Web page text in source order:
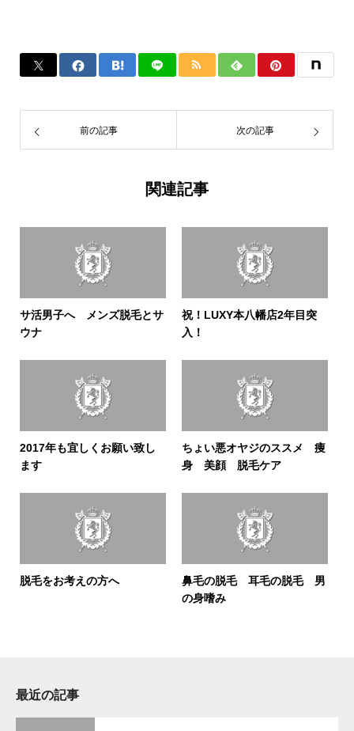
前の記事 次の記事
関連記事
サ活男子へ メンズ脱毛とサ
ウナ
祝！LUXY本八幡店2年目突
入！
2017年も宜しくお願い致し
ます
ちょい悪オヤジのススメ 痩
身 美顔 脱毛ケア
脱毛をお考えの方へ
鼻毛の脱毛 耳毛の脱毛 男
の身嗜み
最近の記事